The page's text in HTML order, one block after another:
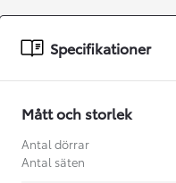
Från 238 900 kr
GR Yaris
Specifikationer
Mått och storlek
Antal dörrar
Antal säten